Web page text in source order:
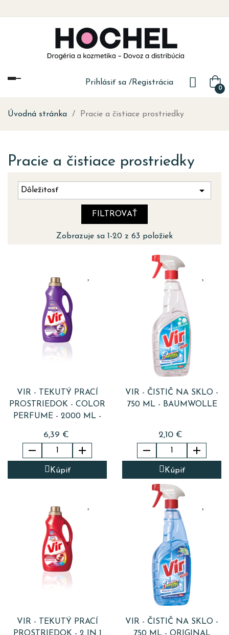
Prihlásiť sa /Registrácia
0
Toggle
Úvodná stránka Pracie a čistiace prostriedky
Pracie a čistiace prostriedky
Dôležitosť 
FILTROVAŤ
Zobrazuje sa 1-20 z 63 položiek
VIR - TEKUTÝ PRACÍ
PROSTRIEDOK - COLOR
PERFUME - 2000 ML -
6,39 €
 
Kúpiť
VIR - ČISTIČ NA SKLO -
750 ML - BAUMWOLLE
2,10 €
 
Kúpiť
VIR - TEKUTÝ PRACÍ
VIR - ČISTIČ NA SKLO -